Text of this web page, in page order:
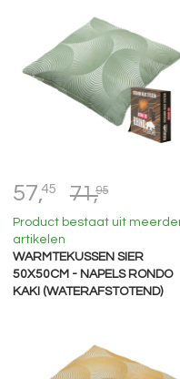
57,45 71,95
Product bestaat uit
artikelen
WARMTEKUSSEN SIER
50X50CM - NAPELS RONDO
KAKI (WATERAFSTOTEND)